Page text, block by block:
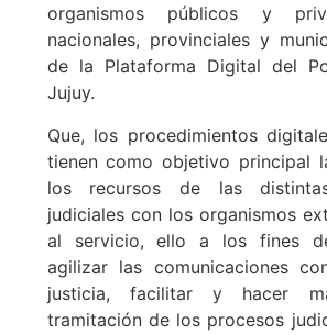
organismos públicos y
nacionales, provinciales y
de la Plataforma Digital del
Jujuy.
Que, los procedimientos
tienen como objetivo principal
los recursos de las
judiciales con los organismos
al servicio, ello a los fines
agilizar las comunicaciones
justicia, facilitar y hacer
tramitación de los procesos